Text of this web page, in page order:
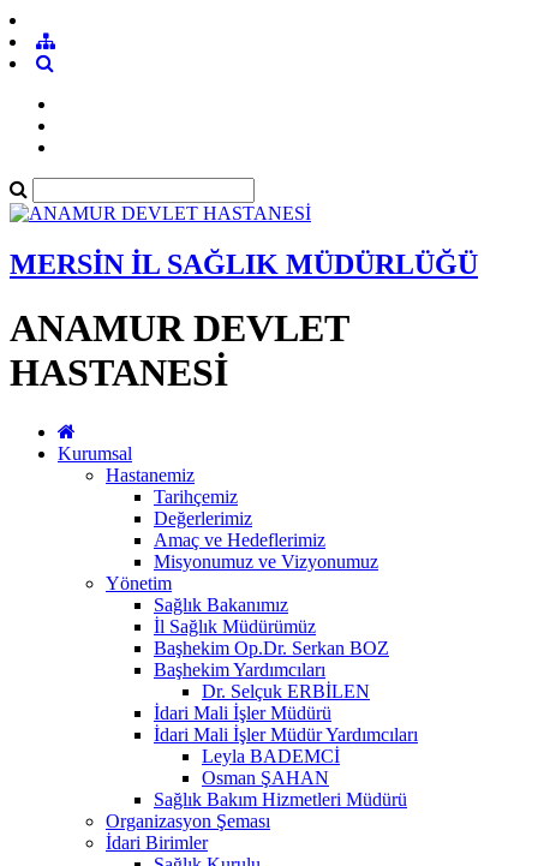
MERSİN İL SAĞLIK MÜDÜRLÜĞÜ
ANAMUR DEVLET
HASTANESİ
Kurumsal
Hastanemiz
Tarihçemiz
Değerlerimiz
Amaç ve Hedeflerimiz
Misyonumuz ve Vizyonumuz
Yönetim
Sağlık Bakanımız
İl Sağlık Müdürümüz
Başhekim Op.Dr. Serkan BOZ
Başhekim Yardımcıları
Dr. Selçuk ERBİLEN
İdari Mali İşler Müdürü
İdari Mali İşler Müdür Yardımcıları
Leyla BADEMCİ
Osman ŞAHAN
Sağlık Bakım Hizmetleri Müdürü
Organizasyon Şeması
İdari Birimler